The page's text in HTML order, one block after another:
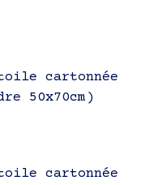
cartonnée
50x70cm)
cartonnée